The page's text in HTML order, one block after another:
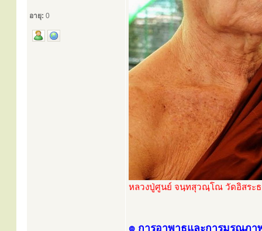
อายุ: 0
หลวงปู่ศูนย์ จนฺทสุวณฺโณ วัดอิสระ
๏ การอาพาธและการมรณภา